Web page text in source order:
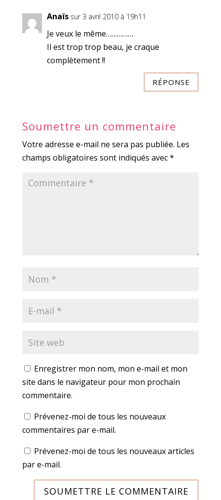
Anaïs sur 3 avril 2010 à 19h11
Je veux le même……………
Il est trop trop beau, je craque
complètement !!
RÉPONSE
Soumettre un commentaire
Votre adresse e-mail ne sera pas publiée. Les
champs obligatoires sont indiqués avec*
Enregistrer mon nom, mon e-mail et mon
site dans le navigateur pour mon prochain
commentaire.
Prévenez-moi de tous les nouveaux
commentaires par e-mail.
Prévenez-moi de tous les nouveaux articles
par e-mail.
SOUMETTRE LE COMMENTAIRE